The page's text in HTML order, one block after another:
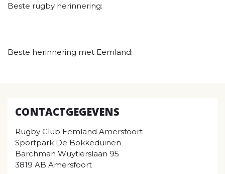
Beste rugby herinnering:
Beste herinnering met Eemland:
CONTACTGEGEVENS
Rugby Club Eemland Amersfoort
Sportpark De Bokkeduinen
Barchman Wuytierslaan 95
3819 AB Amersfoort